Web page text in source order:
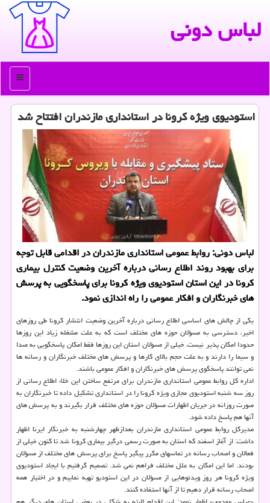
لباس دونی
منو
استودیوی ویژه كرونا در استانداری مازندران افتتاح شد
لباس دونی: روابط عمومی استانداری مازندران در اقدامی قابل توجه
برای بهبود روند اطلاع رسانی درباره آخرین وضعیت كنترل بیماری
كرونا در این استان استودیوی ویژه كرونا برای پاسخگویی به پرسش
های خبرنگاران و افكار عمومی را راه اندازی نمود.
یكی از چالش های اساسی اطلاع رسانی درباره آخرین وضعیت انتشار كرونا طی روزهای
اخیر، دسترسی به مسؤلان حوزه های مختلف است كه به علت مشغله زیاد این روزها
حدودا امكان پذیر نیست. خیلی از مسؤلان استان این روزها فقط امكان پاسخگویی به صدا
و سیما را دارند و به علت حجم بالای كارها و پرسش های مختلف خبرنگاران و رسانه ها
نمی توانند پاسخگوی پرسش های خبرنگاران و افكار عمومی باشند.
اداره كل روابط عمومی استانداری مازندران برای مرتفع ساختن این خلاء اطلاع رسانی از
روز سه شنبه استودیوی مجازی ویژه كرونا را در استانداری تشكیل داده تا خبرنگاران به
صورت روزانه در جریان اظهارات مسؤلان حوزه های مختلف قرار بگیرند و به پرسش های
آنها هم پاسخ داده شود.
مدیركل روابط عمومی استانداری مازندران بعدازظهر چهارشنبه به خبرنگار ایرنا اظهار
داشت: از آغاز اسفند كه استان به صورت رسمی درگیر بیماری كرونا شد تا كنون خیلی از
فعالان و اصحاب رسانه در تماسهای مكرر پیگیر پاسخ برای پرسش های مختلف از مسؤلان
بودند. اما این امكان به علل مختلف فراهم نمی شد. تصمیم گرفتیم با ایجاد استودیوی
ویژه كرونا هر روز ویدئوهایی از مسؤلان در این استودیو تهیه نماییم و در اختیار همه
اصحاب رسانه قرار دهیم تا از آنها استفاده كنند.